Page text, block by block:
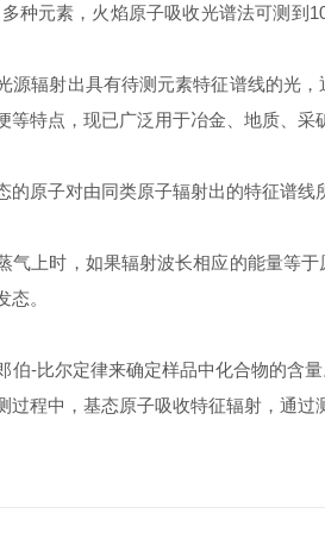
种元素，火焰原子吸收光谱法可测到
源辐射出具有待测元素特征谱线的光
等特点，现已广泛用于冶金、地质、
原子对由同类原子辐射出的特征谱线
上时，如果辐射波长相应的能量等于
。
-比尔定律来确定样品中化合物的含量
过程中，基态原子吸收特征辐射，通